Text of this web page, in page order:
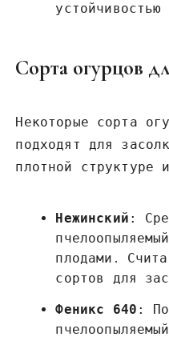
устойчивостью
Сорта огурцов
Некоторые сорта
подходят для
плотной структуре
Нежинский :
плодами․
сортов для
Феникс 640 :